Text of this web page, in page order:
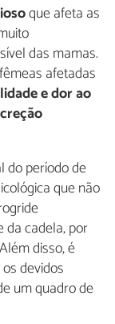
que afeta as
das mamas.
afetadas
e dor ao
do período de
que não
da cadela, por
disso, é
devidos
um quadro de